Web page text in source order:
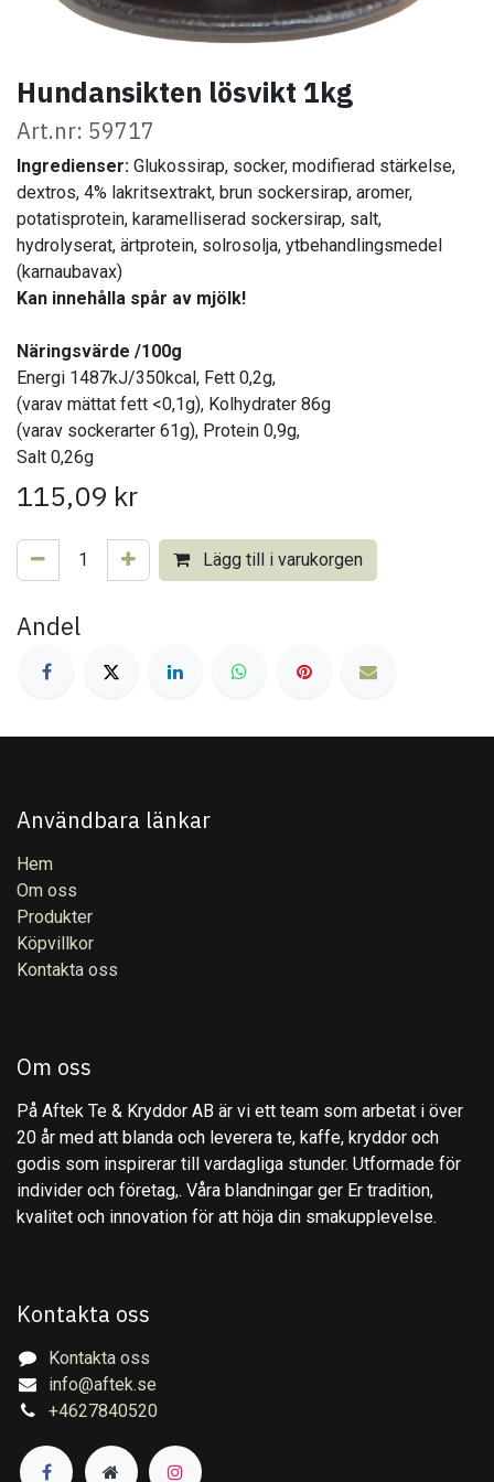
Hundansikten lösvikt 1kg
Art.nr: 59717
Ingredienser: Glukossirap, socker, modifierad stärkelse,
dextros, 4% lakritsextrakt, brun sockersirap, aromer,
potatisprotein, karamelliserad sockersirap, salt,
hydrolyserat, ärtprotein, solrosolja, ytbehandlingsmedel
(karnaubavax)
Kan innehålla spår av mjölk!
Näringsvärde /100g
Energi 1487kJ/350kcal, Fett 0,2g,
(varav mättat fett <0,1g), Kolhydrater 86g
(varav sockerarter 61g), Protein 0,9g,
Salt 0,26g
115,09 kr
Lägg till i varukorgen
Andel
Användbara länkar
Hem
Om oss
Produkter
Köpvillkor
Kontakta oss
Om oss
På Aftek Te & Kryddor AB är vi ett team som arbetat i över
20 år med att blanda och leverera te, kaffe, kryddor och
godis som inspirerar till vardagliga stunder. Utformade för
individer och företag,. Våra blandningar ger Er tradition,
kvalitet och innovation för att höja din smakupplevelse.
Kontakta oss
Kontakta oss
info@aftek.se
+4627840520